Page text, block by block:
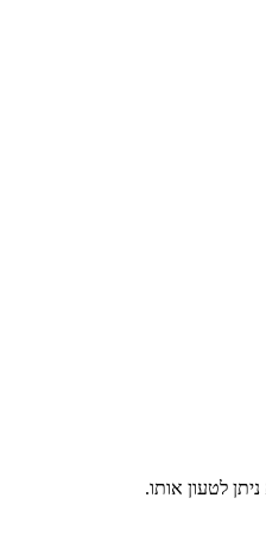
לטעון אותו.